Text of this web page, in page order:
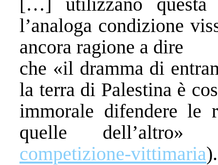
l’analoga condizione
ancora ragione a dire
che «il dramma di
la terra di Palestina è
immorale difendere le
quelle dell’altro»
competizione-vittimaria).